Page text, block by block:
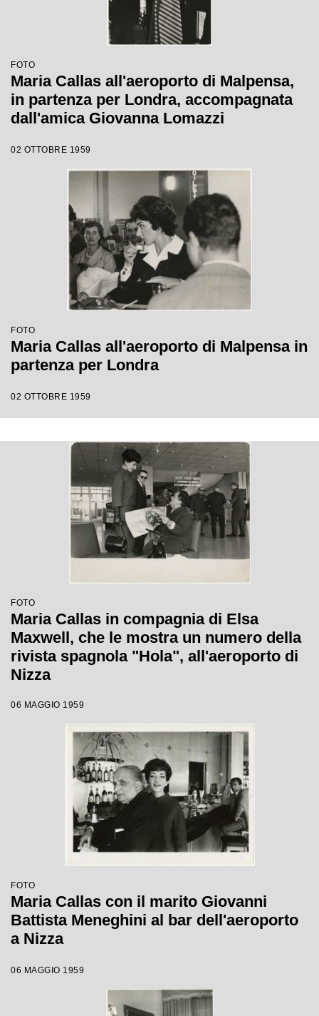
FOTO
Maria Callas all'aeroporto di Malpensa,
in partenza per Londra, accompagnata
dall'amica Giovanna Lomazzi
02 OTTOBRE 1959
FOTO
Maria Callas all'aeroporto di Malpensa in
partenza per Londra
02 OTTOBRE 1959
FOTO
Maria Callas in compagnia di Elsa
Maxwell, che le mostra un numero della
rivista spagnola "Hola", all'aeroporto di
Nizza
06 MAGGIO 1959
FOTO
Maria Callas con il marito Giovanni
Battista Meneghini al bar dell'aeroporto
a Nizza
06 MAGGIO 1959